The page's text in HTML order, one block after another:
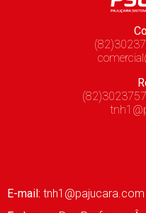
E-mail: tnh1@pajucara.com